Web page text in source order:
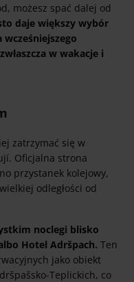
możesz spać dalej od
daje większy wybór
w wakacje i
zatrzymać się w
Oficjalna strona
przystanek kolejowy,
odległości od
noclegi blisko
Hotel Adršpach. Ten
jako obiekt
Teplickich, co